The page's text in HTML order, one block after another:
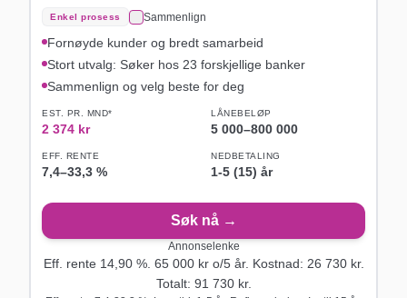
Enkel prosess Sammenlign
Fornøyde kunder og bredt samarbeid
Stort utvalg: Søker hos 23 forskjellige banker
Sammenlign og velg beste for deg
EST. PR. MND*
2 374 kr
LÅNEBELØP
5 000–800 000
EFF. RENTE
7,4–33,3 %
NEDBETALING
1-5 (15) år
Søk nå →
Annonselenke
Eff. rente 14,90%. 65 000kr o/5år. Kostnad: 26 730kr.
Totalt: 91 730kr.